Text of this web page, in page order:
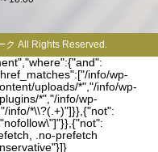
ク All Rights Reserved.
info/wp-
uploads/*","/info/wp-
*","/info/wp-
info/*\\?(.+)"]}},{"not":
.no-prefetch